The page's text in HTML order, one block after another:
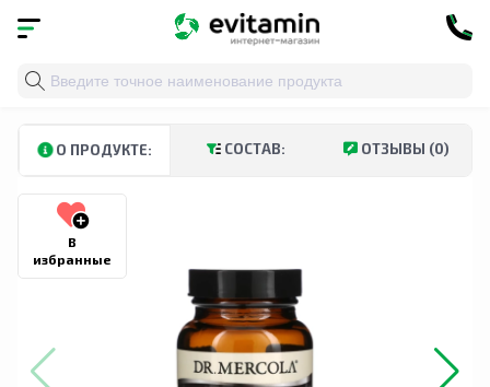
Главная Травы и натуральные средства
О ПРОДУКТЕ: СОСТАВ: ОТЗЫВЫ (0)
В
избранные